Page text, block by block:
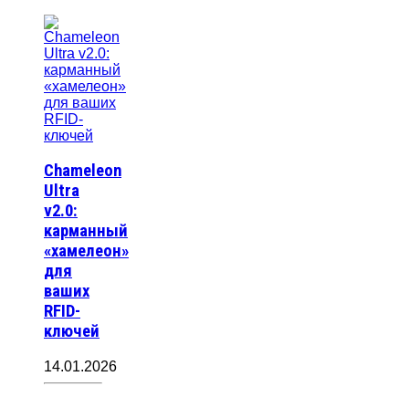
Chameleon
Ultra
v2.0:
карманный
«хамелеон»
для
ваших
RFID-
ключей
14.01.2026